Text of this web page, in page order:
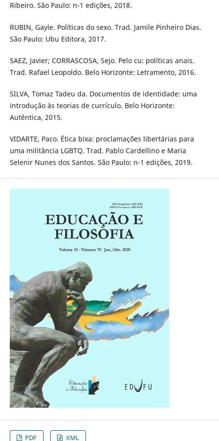
Ribeiro. São Paulo: n-1 edições, 2018.
RUBIN, Gayle. Políticas do sexo. Trad. Jamile Pinheiro Dias.
São Paulo: Ubu Editora, 2017.
SAEZ, Javier; CORRASCOSA, Sejo. Pelo cu: políticas anais.
Trad. Rafael Leopoldo. Belo Horizonte: Letramento, 2016.
SILVA, Tomaz Tadeu da. Documentos de identidade: uma
introdução às teorias de currículo. Belo Horizonte:
Autêntica, 2015.
VIDARTE, Paco. Ética bixa: proclamações libertárias para
uma militância LGBTQ. Trad. Pablo Cardellino e Maria
Selenir Nunes dos Santos. São Paulo: n-1 edições, 2019.
PDF XML